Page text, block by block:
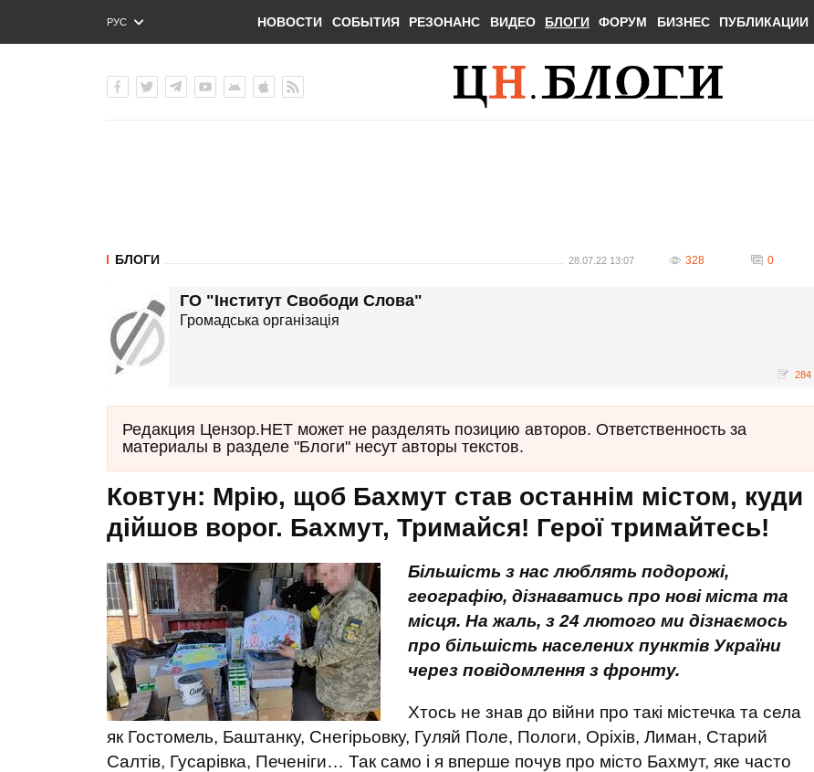
РУС
ENG
НОВОСТИ СОБЫТИЯ РЕЗОНАНС ВИДЕО БЛОГИ ФОРУМ БИЗНЕС ПУБЛИКАЦИИ
БЛОГИ 28.07.22 13:07 328 0
ГО "Інститут Свободи Слова"
Громадська організація
284
Редакция Цензор.НЕТ может не разделять позицию авторов. Ответственность за
материалы в разделе "Блоги" несут авторы текстов.
Ковтун: Мрію, щоб Бахмут став останнім містом, куди
дійшов ворог. Бахмут, Тримайся! Герої тримайтесь!
Більшість з нас люблять подорожі,
географію, дізнаватись про нові міста та
місця. На жаль, з 24 лютого ми дізнаємось
про більшість населених пунктів України
через повідомлення з фронту.
Хтось не знав до війни про такі містечка та села
як Гостомель, Баштанку, Снегірьовку, Гуляй Поле, Пологи, Оріхів, Лиман, Старий
Салтів, Гусарівка, Печеніги… Так само і я вперше почув про місто Бахмут, яке часто